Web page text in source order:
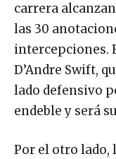
carrera
las 30
intercepciones.
D’Andre Swift,
lado defensivo
endeble y será
Por el otro lado,